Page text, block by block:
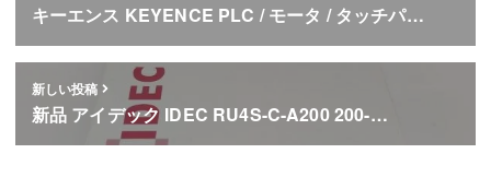
キーエンス KEYENCE PLC / モータ / タッチパ…
新しい投稿
新品 アイデック IDEC RU4S-C-A200 200-…